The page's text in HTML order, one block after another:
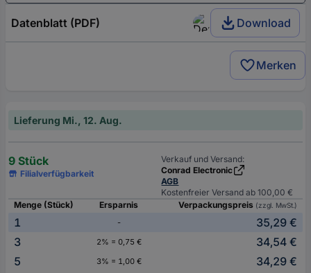
Datenblatt (PDF) Download
Merken
Lieferung Mi., 12. Aug.
9 Stück
Filialverfügbarkeit
Verkauf und Versand:
Conrad Electronic
AGB
Kostenfreier Versand ab 100,00 €
Menge (Stück)
Ersparnis Verpackungspreis (zzgl. MwSt.)
1 -
35,29 €
3
2% = 0,75 €
34,54 €
5
3% = 1,00 €
34,29 €